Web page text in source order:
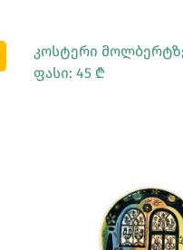
კოსტერი
ფასი: 45 ₾
Სრულად